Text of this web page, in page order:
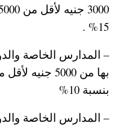
15% .
– المدارس الخاصة
بنسبة 10%
– المدارس الخاصة